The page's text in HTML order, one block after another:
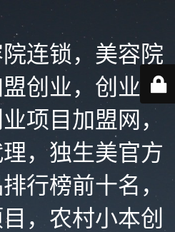
连锁，美容院
创业，创业加
项目加盟网，
，独生美官方
行榜前十名，
，农村小本创